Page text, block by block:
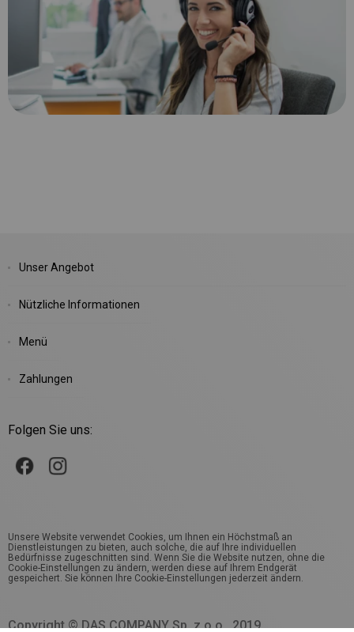
Unser Angebot
Nützliche Informationen
Menü
Zahlungen
Folgen Sie uns:
Unsere Website verwendet Cookies, um Ihnen ein Höchstmaß an
Dienstleistungen zu bieten, auch solche, die auf Ihre individuellen
Bedürfnisse zugeschnitten sind. Wenn Sie die Website nutzen, ohne die
Cookie-Einstellungen zu ändern, werden diese auf Ihrem Endgerät
gespeichert. Sie können Ihre Cookie-Einstellungen jederzeit ändern.
Copyright © DAS COMPANY Sp. z o.o., 2019.